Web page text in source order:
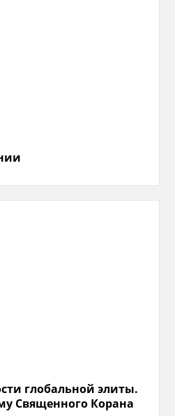
глобальной элиты.
Священного Корана